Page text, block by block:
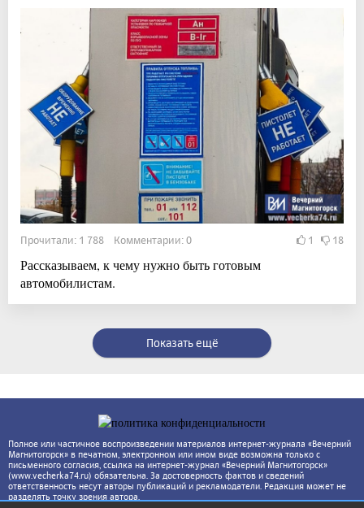
Прочитали: 1 788 Комментарии: 0 1 18
Рассказываем, к чему нужно быть готовым
автомобилистам.
Показать ещё
Полное или частичное воспроизведении материалов интернет-журнала «Вечерний
Магнитогорск» в печатном, электронном или ином виде возможна только с
письменного согласия, ссылка на интернет-журнал «Вечерний Магнитогорск»
(www.vecherka74.ru) обязательна. За достоверность фактов и сведений
ответственность несут авторы публикаций и рекламодатели. Редакция может не
разделять точку зрения автора.